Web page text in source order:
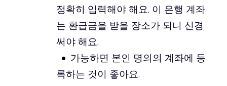
정확히 입력해야 해요. 이 은행 계좌
는 환급금을 받을 장소가 되니 신경
써야 해요.
가능하면 본인 명의의 계좌에 등
록하는 것이 좋아요.